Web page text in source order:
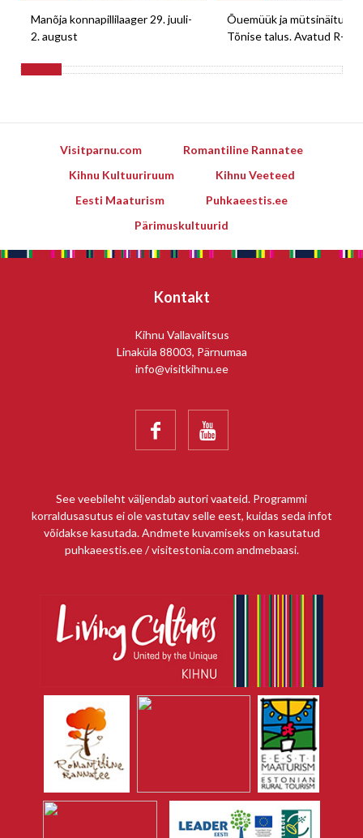
Manõja konnapillilaager 29. juuli-
2. august
Õuemüük ja mütsinäitus
Tõnise talus. Avatud R-E
Visitparnu.com
Romantiline Rannatee
Kihnu Kultuuriruum
Kihnu Veeteed
Eesti Maaturism
Puhkaeestis.ee
Pärimuskultuurid
Kontakt
Kihnu Vallavalitsus
Linaküla 88003, Pärnumaa
info@visitkihnu.ee
 
See veebileht väljendab autori vaateid. Programmi
korraldusasutus ei ole vastutav selle eest, kuidas seda infot
võidakse kasutada. Andmete kuvamiseks on kasutatud
puhkaeestis.ee / visitestonia.com andmebaasi.